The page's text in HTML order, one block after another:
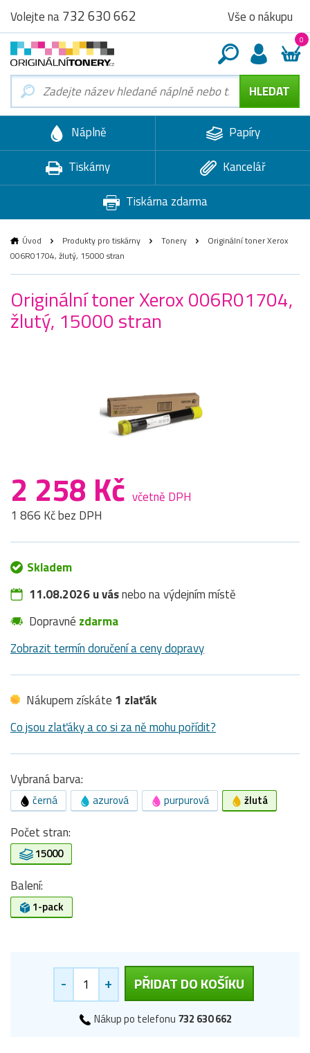
Volejte na732 630 662 Vše o nákupu
0
Náplně
Papíry
Tiskárny
Kancelář
Tiskárna zdarma
Úvod Produkty pro tiskárny Tonery
Originální toner Xerox
006R01704, žlutý, 15000 stran
Originální toner Xerox 006R01704,
žlutý, 15000 stran
2 258 Kč včetně DPH
1 866 Kč bez DPH
Skladem
11.08.2026 u vásnebo na výdejním místě
Dopravné zdarma
Zobrazit termín doručení a ceny dopravy
Nákupem získáte 1 zlaťák
Co jsou zlaťáky a co si za ně mohu pořídit?
Vybraná barva:
černá azurová purpurová žlutá
Počet stran:
15000
Balení:
1-pack
- + PŘIDAT DO KOŠÍKU
Nákup po telefonu 732 630 662